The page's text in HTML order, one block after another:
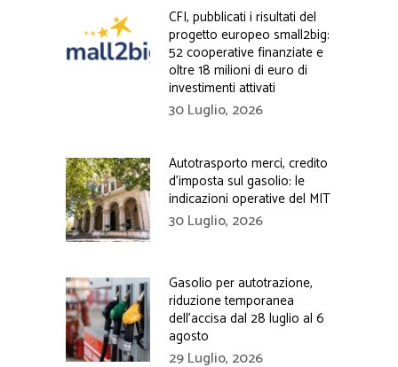
CFI, pubblicati i risultati del
progetto europeo small2big:
52 cooperative finanziate e
oltre 18 milioni di euro di
investimenti attivati
30 Luglio, 2026
Autotrasporto merci, credito
d’imposta sul gasolio: le
indicazioni operative del MIT
30 Luglio, 2026
Gasolio per autotrazione,
riduzione temporanea
dell’accisa dal 28 luglio al 6
agosto
29 Luglio, 2026